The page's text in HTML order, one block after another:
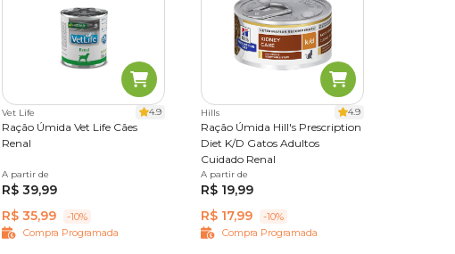
Vet Life 4.9
Ração Úmida Vet Life Cães
Renal
300 g
A partir de
R$ 39,99
R$ 35,99
-10%
Compra Programada
Hills 4.9
Ração Úmida Hill's Prescription
Diet K/D Gatos Adultos
Cuidado Renal
82 g
A partir de
R$ 19,99
R$ 17,99
-10%
Compra Programada